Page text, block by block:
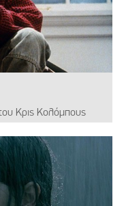
Κρις Κολόμπους